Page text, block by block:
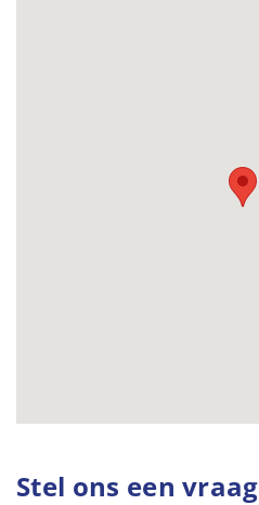
Stel ons een vraag